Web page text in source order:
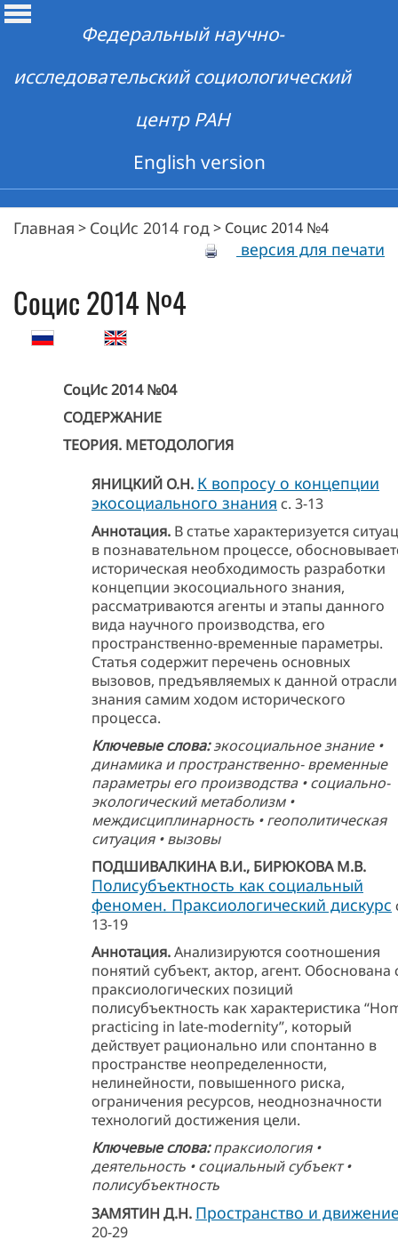
Федеральный научно-
исследовательский социологический
центр РАН
English version
Главная > СоцИс 2014 год> Социс 2014 №4
версия для печати
Социс 2014 №4
СоцИс 2014 №04
СОДЕРЖАНИЕ
ТЕОРИЯ. МЕТОДОЛОГИЯ
ЯНИЦКИЙ О.Н. К вопросу о концепции
экосоциального знания с. 3-13
Аннотация. В статье характеризуется
в познавательном процессе,
историческая необходимость разработки
концепции экосоциального знания,
рассматриваются агенты и этапы данного
вида научного производства, его
пространственно-временные параметры.
Статья содержит перечень основных
вызовов, предъявляемых к данной отрасли
знания самим ходом исторического
процесса.
Ключевые слова:экосоциальное знание •
динамика и пространственно- временные
параметры его производства • социально-
экологический метаболизм •
междисциплинарность • геополитическая
ситуация • вызовы
ПОДШИВАЛКИНА В.И., БИРЮКОВА М.В.
Полисубъектность как социальный
феномен. Праксиологический дискурс
13-19
Аннотация.Анализируются соотношения
понятий субъект, актор, агент. Обоснована
праксиологических позиций
полисубъектность как характеристика
practicing in late-modernity”, который
действует рационально или спонтанно в
пространстве неопределенности,
нелинейности, повышенного риска,
ограничения ресурсов, неоднозначности
технологий достижения цели.
Ключевые слова:праксиология •
деятельность • социальный субъект •
полисубъектность
ЗАМЯТИН Д.Н. Пространство и
20-29